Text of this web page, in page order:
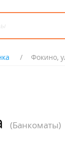
Фокино,
(Банкоматы)